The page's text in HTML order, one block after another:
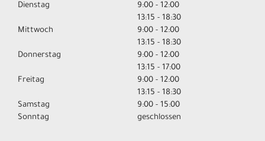
Dienstag
9:00 - 12:00
13:15 - 18:30
Mittwoch
9:00 - 12:00
13:15 - 18:30
Donnerstag
9:00 - 12:00
13:15 - 17:00
Freitag
9:00 - 12:00
13:15 - 18:30
Samstag
9:00 - 15:00
Sonntag
geschlossen